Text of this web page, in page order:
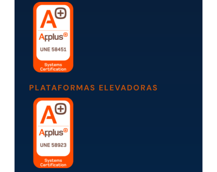
PLATAFORMAS ELEVADORAS